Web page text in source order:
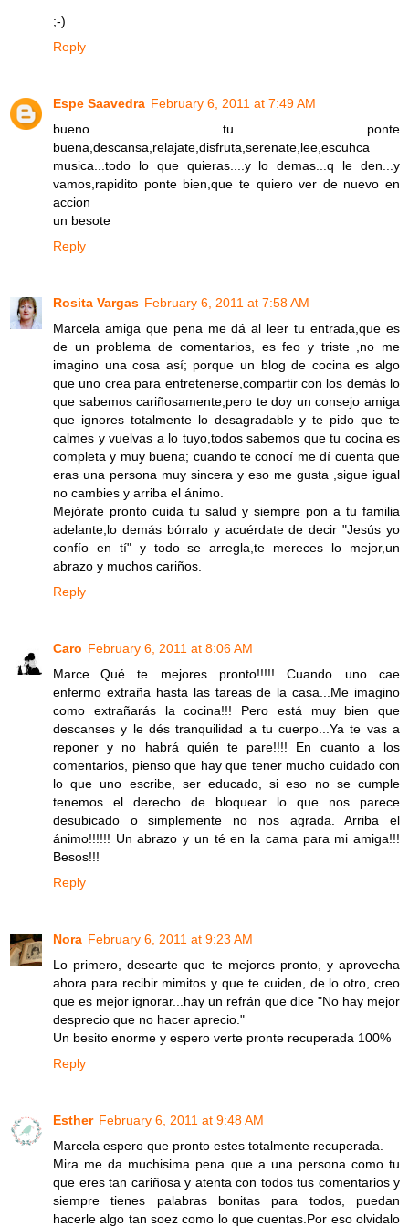
;-)
Reply
Espe Saavedra February 6, 2011 at 7:49 AM
bueno tu ponte
buena,descansa,relajate,disfruta,serenate,lee,escuhca
musica...todo lo que quieras....y lo demas...q le den...y
vamos,rapidito ponte bien,que te quiero ver de nuevo en
accion
un besote
Reply
Rosita Vargas February 6, 2011 at 7:58 AM
Marcela amiga que pena me dá al leer tu entrada,que es
de un problema de comentarios, es feo y triste ,no me
imagino una cosa así; porque un blog de cocina es algo
que uno crea para entretenerse,compartir con los demás lo
que sabemos cariñosamente;pero te doy un consejo amiga
que ignores totalmente lo desagradable y te pido que te
calmes y vuelvas a lo tuyo,todos sabemos que tu cocina es
completa y muy buena; cuando te conocí me dí cuenta que
eras una persona muy sincera y eso me gusta ,sigue igual
no cambies y arriba el ánimo.
Mejórate pronto cuida tu salud y siempre pon a tu familia
adelante,lo demás bórralo y acuérdate de decir "Jesús yo
confío en tí" y todo se arregla,te mereces lo mejor,un
abrazo y muchos cariños.
Reply
Caro February 6, 2011 at 8:06 AM
Marce...Qué te mejores pronto!!!!! Cuando uno cae
enfermo extraña hasta las tareas de la casa...Me imagino
como extrañarás la cocina!!! Pero está muy bien que
descanses y le dés tranquilidad a tu cuerpo...Ya te vas a
reponer y no habrá quién te pare!!!! En cuanto a los
comentarios, pienso que hay que tener mucho cuidado con
lo que uno escribe, ser educado, si eso no se cumple
tenemos el derecho de bloquear lo que nos parece
desubicado o simplemente no nos agrada. Arriba el
ánimo!!!!!! Un abrazo y un té en la cama para mi amiga!!!
Besos!!!
Reply
Nora February 6, 2011 at 9:23 AM
Lo primero, desearte que te mejores pronto, y aprovecha
ahora para recibir mimitos y que te cuiden, de lo otro, creo
que es mejor ignorar...hay un refrán que dice "No hay mejor
desprecio que no hacer aprecio."
Un besito enorme y espero verte pronte recuperada 100%
Reply
Esther February 6, 2011 at 9:48 AM
Marcela espero que pronto estes totalmente recuperada.
Mira me da muchisima pena que a una persona como tu
que eres tan cariñosa y atenta con todos tus comentarios y
siempre tienes palabras bonitas para todos, puedan
hacerle algo tan soez como lo que cuentas.Por eso olvidalo